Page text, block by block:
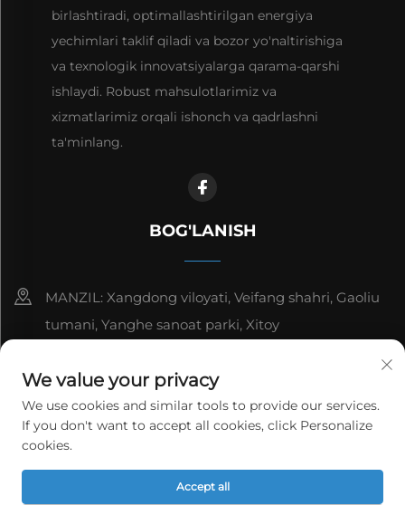
birlashtiradi, optimallashtirilgan energiya
yechimlari taklif qiladi va bozor yo'naltirishiga
va texnologik innovatsiyalarga qarama-qarshi
ishlaydi. Robust mahsulotlarimiz va
xizmatlarimiz orqali ishonch va qadrlashni
ta'minlang.
BOG'LANISH
MANZIL: Xangdong viloyati, Veifang shahri, Gaoliu
tumani, Yanghe sanoat parki, Xitoy
[email protected]
Copyright © WeiFang Yag Power Technology Co.,Ltd.
Barcha huquqlar himoyalangan. Maxfiylik siyosati
We value your privacy
We use cookies and similar tools to provide our services.
If you don't want to accept all cookies, click Personalize
cookies.
Accept all